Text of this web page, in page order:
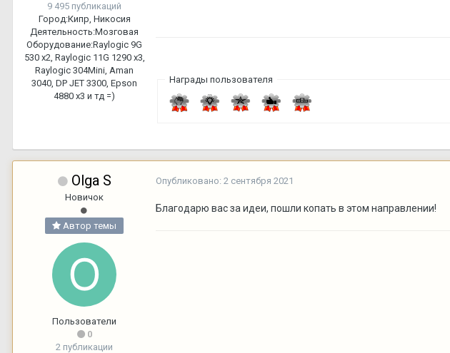
9 495 публикаций
Город:Кипр, Никосия
Деятельность:Мозговая
Оборудование:Raylogic 9G
530 х2, Raylogic 11G 1290 х3,
Raylogic 304Mini, Aman
3040, DP JET 3300, Epson
4880 x3 и тд =)
Награды пользователя
Olga S
Новичок
Автор темы
Пользователи
0
2 публикации
Опубликовано: 2 сентября 2021
Благодарю вас за идеи, пошли копать в этом направлении!